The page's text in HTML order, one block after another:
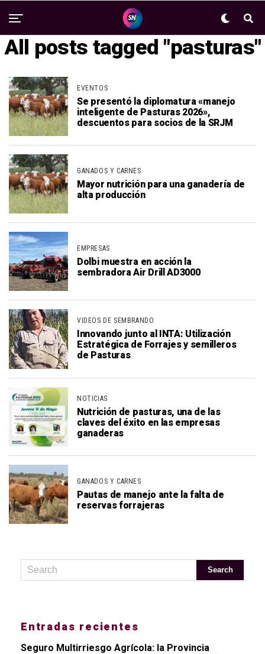
All posts tagged "pasturas"
EVENTOS
Se presentó la diplomatura «manejo
inteligente de Pasturas 2026»,
descuentos para socios de la SRJM
GANADOS Y CARNES
Mayor nutrición para una ganadería de
alta producción
EMPRESAS
Dolbi muestra en acción la
sembradora Air Drill AD3000
VIDEOS DE SEMBRANDO
Innovando junto al INTA: Utilización
Estratégica de Forrajes y semilleros
de Pasturas
NOTICIAS
Nutrición de pasturas, una de las
claves del éxito en las empresas
ganaderas
GANADOS Y CARNES
Pautas de manejo ante la falta de
reservas forrajeras
Entradas recientes
Seguro Multirriesgo Agrícola: la Provincia